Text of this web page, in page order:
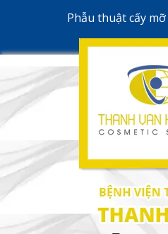
Phẫu thuật cấy mỡ